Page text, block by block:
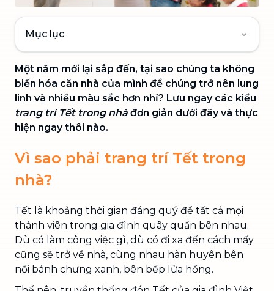
Mục lục
Một năm mới lại sắp đến, tại sao chúng ta không
biến hóa căn nhà của mình để chúng trở nên lung
linh và nhiều màu sắc hơn nhỉ? Lưu ngay các kiểu
trang trí Tết trong nhà đơn giản dưới đây và thực
hiện ngay thôi nào.
Vì sao phải trang trí Tết trong
nhà?
Tết là khoảng thời gian đáng quý để tất cả mọi
thành viên trong gia đình quây quần bên nhau.
Dù có làm công việc gì, dù có đi xa đến cách mấy
cũng sẽ trở về nhà, cùng nhau hàn huyên bên
nồi bánh chưng xanh, bên bếp lửa hồng.